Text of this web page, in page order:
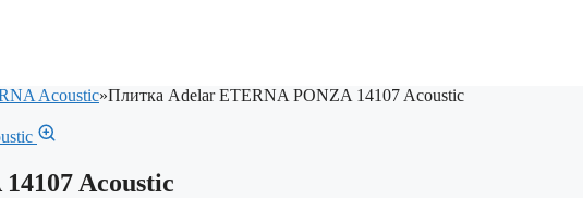
Acoustic»Плитка Adelar ETERNA PONZA 14107 Acoustic
Acoustic